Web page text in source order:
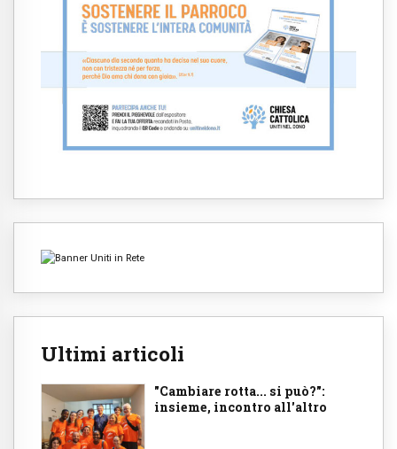
Ultimi articoli
"Cambiare rotta... si può?":
insieme, incontro all'altro